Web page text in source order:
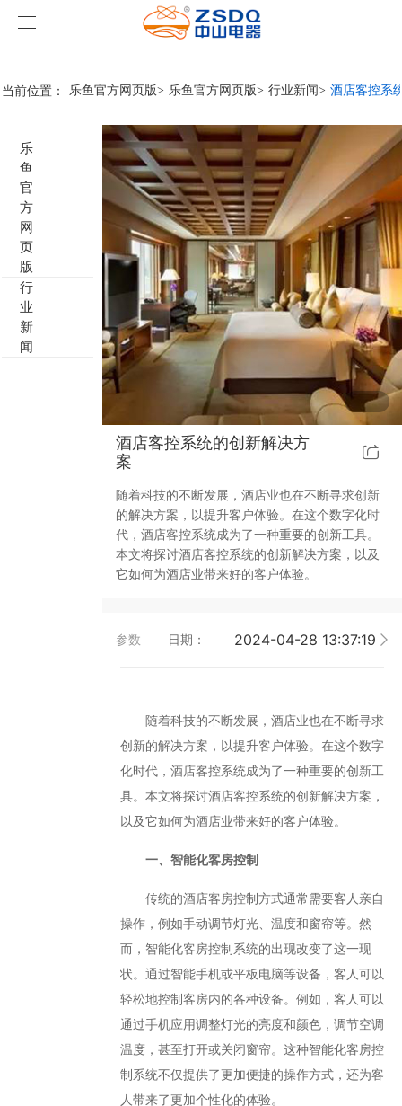
乐鱼官方网页版
智能开关
名典系列智能开关
雅典系列智能开关
轻典系列智能开关
怡典系列智能开关
智典系列智能开关
靓典系列智能开关
君典系列智能开关
凯越系列智能开关
精雕系列智能开关
70款的智能开关
客房门显系列
标准86门显
标准带房号门显
非标定制门显
客控系统
客控系统方案1
客控系统方案2
客控系统方案3
客控系统方案4
智能家居系列
电动窗帘
无线开关插座
特色产品
壁龛式插卡取电
乐鱼官方网页版
乐鱼官方网页版
行业新闻
成功案例
乐鱼官方网页版-乐鱼(中国)
当前位置： 乐鱼官方网页版> 乐鱼官方网页版> 行业新闻> 酒店客控系
乐
鱼
官
方
网
页
版
行
业
新
闻
酒店客控系统的创新解决方
案
随着科技的不断发展，酒店业也在不断寻求创新
的解决方案，以提升客户体验。在这个数字化时
代，酒店客控系统成为了一种重要的创新工具。
本文将探讨酒店客控系统的创新解决方案，以及
它如何为酒店业带来好的客户体验。
参数 日期： 2024-04-28 13:37:19
随着科技的不断发展，酒店业也在不断寻求
创新的解决方案，以提升客户体验。在这个数字
化时代，酒店客控系统成为了一种重要的创新工
具。本文将探讨酒店客控系统的创新解决方案，
以及它如何为酒店业带来好的客户体验。
一、智能化客房控制
传统的酒店客房控制方式通常需要客人亲自
操作，例如手动调节灯光、温度和窗帘等。然
而，智能化客房控制系统的出现改变了这一现
状。通过智能手机或平板电脑等设备，客人可以
轻松地控制客房内的各种设备。例如，客人可以
通过手机应用调整灯光的亮度和颜色，调节空调
温度，甚至打开或关闭窗帘。这种智能化客房控
制系统不仅提供了更加便捷的操作方式，还为客
人带来了更加个性化的体验。